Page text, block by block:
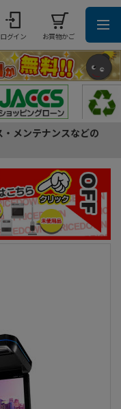
ログイン お買物かご
メンテナンスなどの